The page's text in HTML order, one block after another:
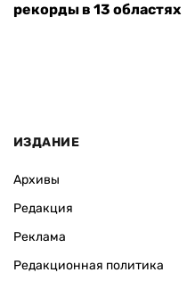
рекорды в 13 областях
ИЗДАНИЕ
Архивы
Редакция
Реклама
Редакционная политика